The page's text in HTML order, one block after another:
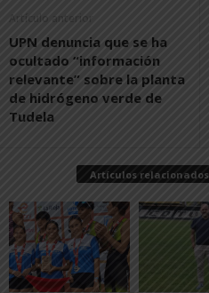
Artículo anterior
UPN denuncia que se ha
ocultado “información
relevante” sobre la planta
de hidrógeno verde de
Tudela
Artículos relacionados